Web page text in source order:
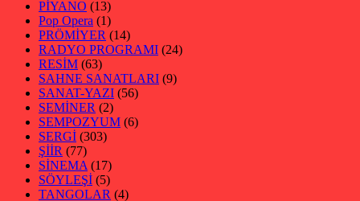
PİYANO (13)
Pop Opera (1)
PRÖMİYER (14)
RADYO PROGRAMI (24)
RESİM (63)
SAHNE SANATLARI (9)
SANAT-YAZI (56)
SEMİNER (2)
SEMPOZYUM (6)
SERGİ (303)
ŞİİR (77)
SİNEMA (17)
SÖYLEŞİ (5)
TANGOLAR (4)